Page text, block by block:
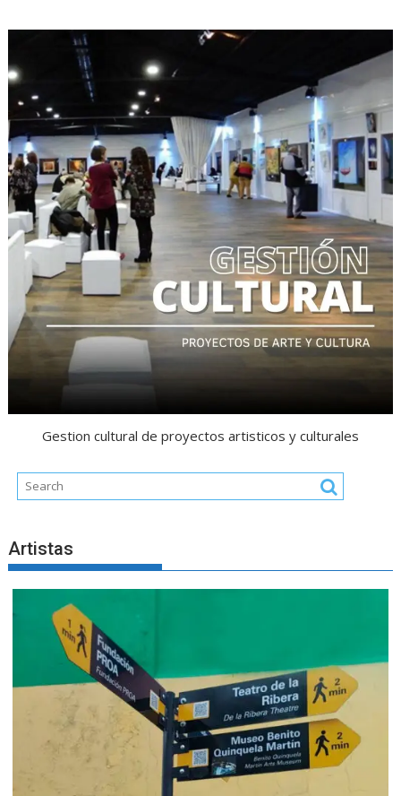
Gestion cultural de proyectos artisticos y culturales
Artistas